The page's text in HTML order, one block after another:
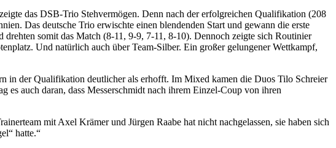
das DSB-Trio Stehvermögen. Denn nach der erfolgreichen Qualifikation (208
Das deutsche Trio erwischte einen blendenden Start und gewann die erste
somit das Match (8-11, 9-9, 7-11, 8-10). Dennoch zeigte sich Routinier
Und natürlich auch über Team-Silber. Ein großer gelungener Wettkampf,
in der Qualifikation deutlicher als erhofft. Im Mixed kamen die Duos Tilo Schreier
auch daran, dass Messerschmidt nach ihrem Einzel-Coup von ihren
mit Axel Krämer und Jürgen Raabe hat nicht nachgelassen, sie haben sich
hatte.“